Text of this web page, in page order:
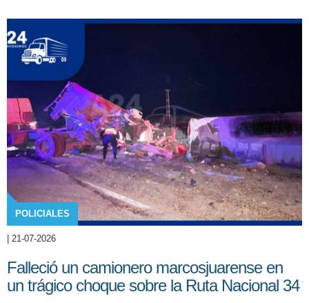
POLICIALES
| 21-07-2026
Falleció un camionero marcosjuarense en
un trágico choque sobre la Ruta Nacional 34